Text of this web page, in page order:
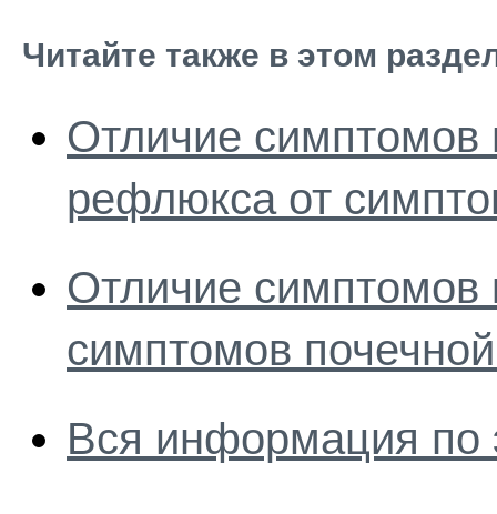
Читайте также в этом
Отличие симптомов
рефлюкса от
Отличие симптомов
симптомов
Вся информация по